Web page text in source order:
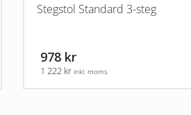
Stegstol Standard 3-steg
978 kr
1 222 kr inkl. moms